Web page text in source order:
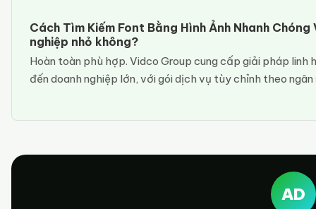
Cách Tìm Kiếm Font Bằng Hình Ảnh Nhanh
nghiệp nhỏ không?
Hoàn toàn phù hợp. Vidco Group cung cấp giải pháp
đến doanh nghiệp lớn, với gói dịch vụ tùy chỉnh theo
AD